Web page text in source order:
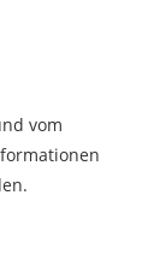
vom